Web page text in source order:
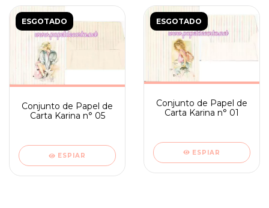
ESGOTADO
Conjunto de Papel de
Carta Karina n° 05
ESPIAR
ESGOTADO
Conjunto de Papel de
Carta Karina n° 01
ESPIAR